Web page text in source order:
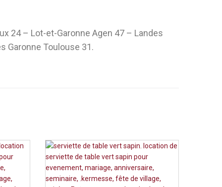
24 – Lot-et-Garonne Agen 47 – Landes
Garonne Toulouse 31.